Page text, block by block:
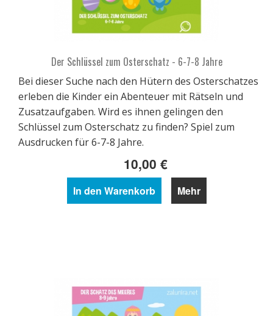
Der Schlüssel zum Osterschatz - 6-7-8 Jahre
Bei dieser Suche nach den Hütern des Osterschatzes
erleben die Kinder ein Abenteuer mit Rätseln und
Zusatzaufgaben. Wird es ihnen gelingen den
Schlüssel zum Osterschatz zu finden? Spiel zum
Ausdrucken für 6-7-8 Jahre.
10,00 €
In den Warenkorb Mehr